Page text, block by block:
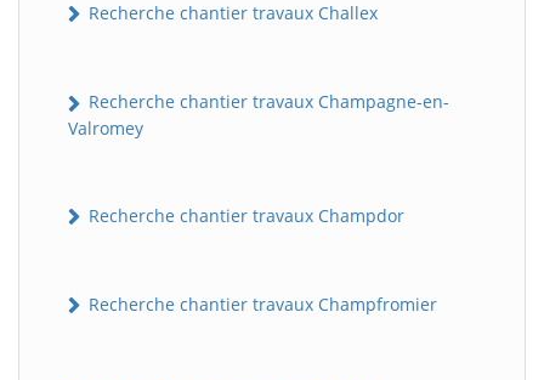
Recherche chantier travaux Challex
Recherche chantier travaux Champagne-en-
Valromey
Recherche chantier travaux Champdor
Recherche chantier travaux Champfromier